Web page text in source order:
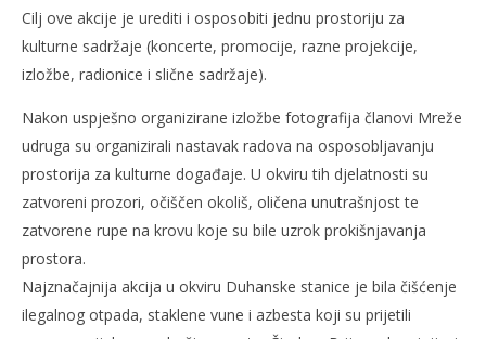
Obnova Duhanske stanice u Širokom Brijegu
1.
ožujka
Rafaela
Cilj ove akcije je urediti i osposobiti jednu prostoriju za
kulturne sadržaje (koncerte, promocije, razne projekcije,
izložbe, radionice i slične sadržaje).
Nakon uspješno organizirane izložbe fotografija članovi Mreže
udruga su organizirali nastavak radova na osposobljavanju
prostorija za kulturne događaje. U okviru tih djelatnosti su
zatvoreni prozori, očiščen okoliš, oličena unutrašnjost te
zatvorene rupe na krovu koje su bile uzrok prokišnjavanja
prostora.
Najznačajnija akcija u okviru Duhanske stanice je bila čišćenje
ilegalnog otpada, staklene vune i azbesta koji su prijetili